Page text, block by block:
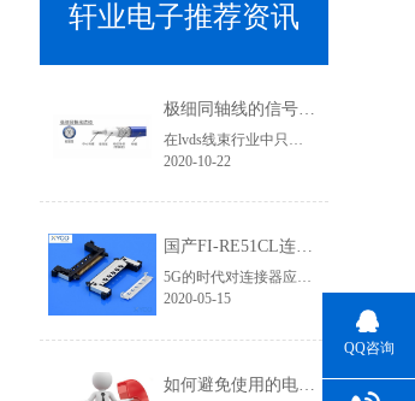
轩业电子推荐资讯
极细同轴线的信号传输优势有哪些？为何要使用焊接式连接器
在lvds线束行业中只要涉及到高清信号传输、屏蔽效果要求高的线束基本上都会用到极细同轴线，其利用HotBar设备进行焊接加工，两端的接头基本就是焊接式连接器类型了,那使用极细同轴线的优势有哪些？
2020-10-22
国产FI-RE51CL连接器为5G高清信号提供应用支持 「轩业」
5G的时代对连接器应用要求更加严苛，无论是在高清信号、传输速率、屏蔽要求等层次都需要更加专业，优良的品质才能有完美的视觉体验和产品竞争力。在液晶屏线领域，相信对此款lvd连接器一定不陌生，它就是FI-RE连接器系列。它有三个规格：穿端子款、FFC款、焊接款。在4K/8K高清领域对信号干扰、屏蔽效果的要求不仅体现......
2020-05-15
如何避免使用的电子连接器型号在采购和货期上不受影响？
QQ咨询